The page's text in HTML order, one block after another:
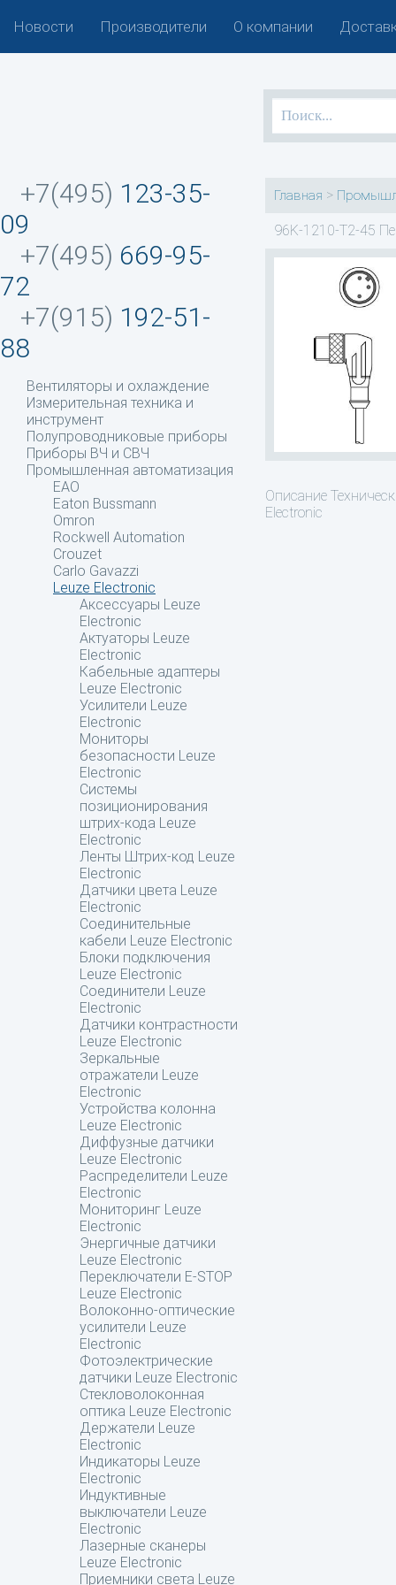
Новости Производители О компании
+7(495) 123-35-
09
+7(495) 669-95-
72
+7(915) 192-51-
88
Вентиляторы и охлаждение
Измерительная техника и
инструмент
Полупроводниковые приборы
Приборы ВЧ и СВЧ
Промышленная автоматизация
EAO
Eaton Bussmann
Omron
Rockwell Automation
Crouzet
Carlo Gavazzi
Leuze Electronic
Аксессуары Leuze
Electronic
Актуаторы Leuze
Electronic
Кабельные адаптеры
Leuze Electronic
Усилители Leuze
Electronic
Мониторы
безопасности Leuze
Electronic
Системы
позиционирования
штрих-кода Leuze
Electronic
Ленты Штрих-код Leuze
Electronic
Датчики цвета Leuze
Electronic
Соединительные
кабели Leuze Electronic
Блоки подключения
Leuze Electronic
Соединители Leuze
Electronic
Датчики контрастности
Leuze Electronic
Зеркальные
отражатели Leuze
Electronic
Устройства колонна
Leuze Electronic
Диффузные датчики
Leuze Electronic
Распределители Leuze
Electronic
Мониторинг Leuze
Electronic
Энергичные датчики
Leuze Electronic
Переключатели E-STOP
Leuze Electronic
Волоконно-оптические
усилители Leuze
Electronic
Фотоэлектрические
датчики Leuze Electronic
Стекловолоконная
оптика Leuze Electronic
Держатели Leuze
Electronic
Индикаторы Leuze
Electronic
Индуктивные
выключатели Leuze
Electronic
Лазерные сканеры
Leuze Electronic
Приемники света Leuze
Главная >
96K-1210-T2-45
Описание
Electronic